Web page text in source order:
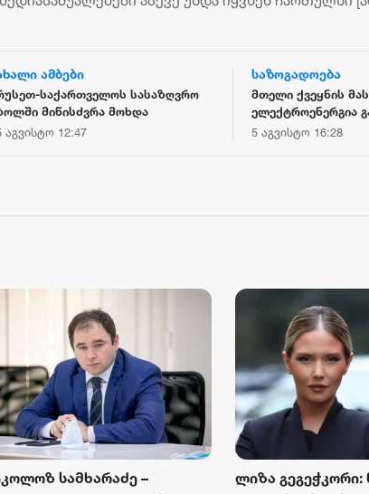
ამბები
საქართველოს სასაზღვრო
მიწისძვრა მოხდა
აგვისტო 12:47
საზოგადოება
მთელი ქვეყნის
ელექტროენერგია
5 აგვისტო 16:28
გეგეჭკორი: ნია იმნაძემ
ირაკლი კობახიძე:
„ბორჯღალოსნებმა“ ჩილეს
ნაკრები დაამარცხეს
18 ივლისი 19:47
„კვარას
და
მოგება“ -